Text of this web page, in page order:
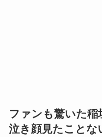
ファンも驚いた稲
泣き顔見たこと